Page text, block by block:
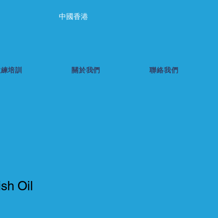
中國香港
培訓 關於我們 聯絡我們
Oil